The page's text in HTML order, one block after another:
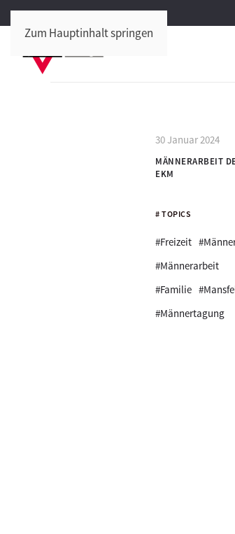
Zum Hauptinhalt springen
30 Januar 2024
MÄNNERARBEIT
EKM
# TOPICS
#Freizeit
#Männerarbeit
#Familie
#Männertagung